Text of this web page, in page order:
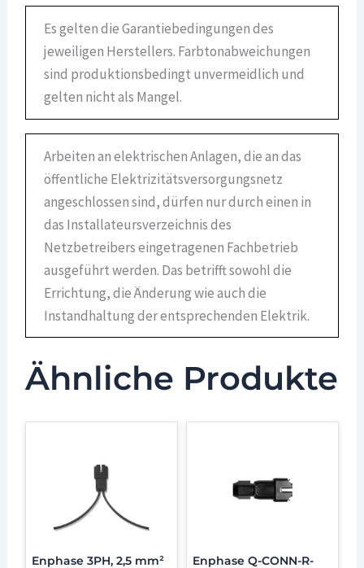
Es gelten die Garantiebedingungen des
jeweiligen Herstellers. Farbtonabweichungen
sind produktionsbedingt unvermeidlich und
gelten nicht als Mangel.
Arbeiten an elektrischen Anlagen, die an das
öffentliche Elektrizitätsversorgungsnetz
angeschlossen sind, dürfen nur durch einen in
das Installateursverzeichnis des
Netzbetreibers eingetragenen Fachbetrieb
ausgeführt werden. Das betrifft sowohl die
Errichtung, die Änderung wie auch die
Instandhaltung der entsprechenden Elektrik.
Ähnliche Produkte
Enphase 3PH, 2,5 mm²
Enphase Q-CONN-R-